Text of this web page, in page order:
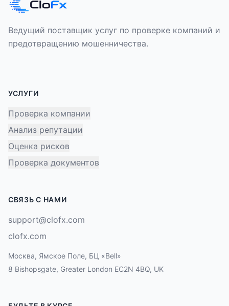
Ведущий поставщик услуг по проверке компаний и
предотвращению мошенничества.
УСЛУГИ
Проверка компании
Анализ репутации
Оценка рисков
Проверка документов
СВЯЗЬ С НАМИ
support@clofx.com
clofx.com
Москва, Ямское Поле, БЦ «Bell»
8 Bishopsgate, Greater London EC2N 4BQ, UK